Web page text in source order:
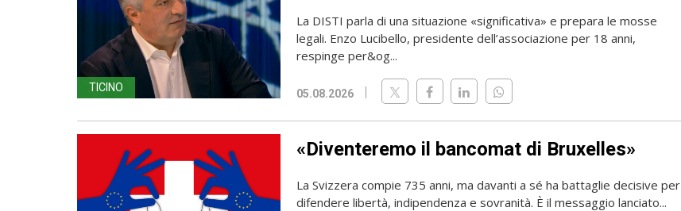
TICINO
La DISTI parla di una situazione «significativa» e prepara le mosse
legali. Enzo Lucibello, presidente dell’associazione per 18 anni,
respinge per&og...
05.08.2026
«Diventeremo il bancomat di Bruxelles»
La Svizzera compie 735 anni, ma davanti a sé ha battaglie decisive per
difendere libertà, indipendenza e sovranità. È il messaggio lanciato...